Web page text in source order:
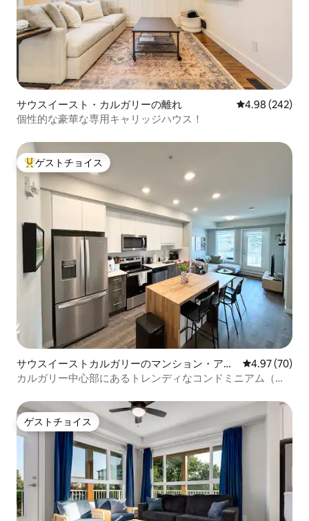
サウスイースト・カルガリーの離れ レビュー242
4.98 (242)
個性的な豪華な専用キャリッジハウス！
大好評のゲストチョイスです。
ゲストチョイス
サウスイーストカルガリーのマンション・アパ
ート
レビュー70
4.97 (70)
カルガリー中心部にあるトレンディなコンドミニアム（キ
ゲストチョイス
ゲストチョイス